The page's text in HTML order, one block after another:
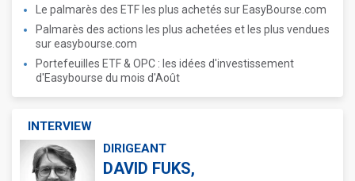
Le palmarès des ETF les plus achetés sur EasyBourse.com
Palmarès des actions les plus achetées et les plus vendues
sur easybourse.com
Portefeuilles ETF & OPC : les idées d'investissement
d'Easybourse du mois d'Août
INTERVIEW
DIRIGEANT
DAVID FUKS,